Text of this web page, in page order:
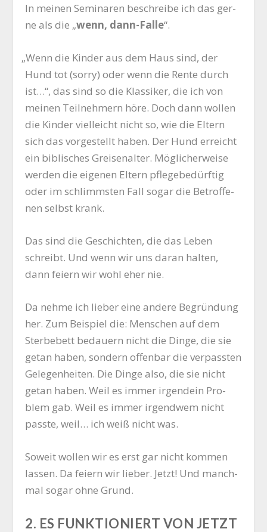
In mei­nen Semi­na­ren beschrei­be ich das ger­
ne als die „wenn, dann-Fal­le“.
„Wenn die Kin­der aus dem Haus sind, der
Hund tot (sor­ry) oder wenn die Ren­te durch
ist…“, das sind so die Klas­si­ker, die ich von
mei­nen Teil­neh­mern höre. Doch dann wol­len
die Kin­der viel­leicht nicht so, wie die Eltern
sich das vor­ge­stellt haben. Der Hund erreicht
ein bibli­sches Grei­sen­al­ter. Mög­li­cher­wei­se
wer­den die eige­nen Eltern pfle­ge­be­dürf­tig
oder im schlimms­ten Fall sogar die Betrof­fe­
nen selbst krank.
Das sind die Geschich­ten, die das Leben
schreibt. Und wenn wir uns dar­an hal­ten,
dann fei­ern wir wohl eher nie.
Da neh­me ich lie­ber eine ande­re Begrün­dung
her. Zum Bei­spiel die: Men­schen auf dem
Ster­be­bett bedau­ern nicht die Din­ge, die sie
getan haben, son­dern offen­bar die ver­pass­ten
Gele­gen­hei­ten. Die Din­ge also, die sie nicht
getan haben. Weil es immer irgend­ein Pro­
blem gab. Weil es immer irgend­wem nicht
pass­te, weil… ich weiß nicht was.
Soweit wol­len wir es erst gar nicht kom­men
las­sen. Da fei­ern wir lie­ber. Jetzt! Und manch­
mal sogar ohne Grund.
2. ES FUNKTIONIERT VON JETZT